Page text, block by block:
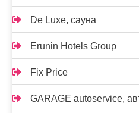
De Luxe, сауна
Erunin Hotels Group
Fix Price
GARAGE autoservice,